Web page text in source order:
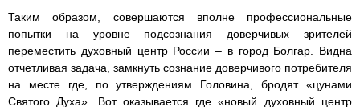
Таким образом, совершаются вполне профессиональные
попытки на уровне подсознания доверчивых зрителей
переместить духовный центр России – в город Болгар. Видна
отчетливая задача, замкнуть сознание доверчивого потребителя
на месте где, по утверждениям Головина, бродят «цунами
Святого Духа». Вот оказывается где «новый духовный центр